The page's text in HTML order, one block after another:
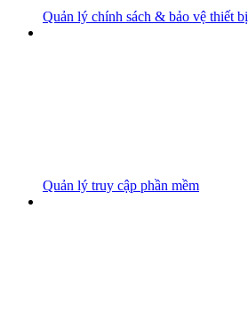
Quản lý chính sách & bảo vệ thiết bị
Quản lý truy cập phần mềm